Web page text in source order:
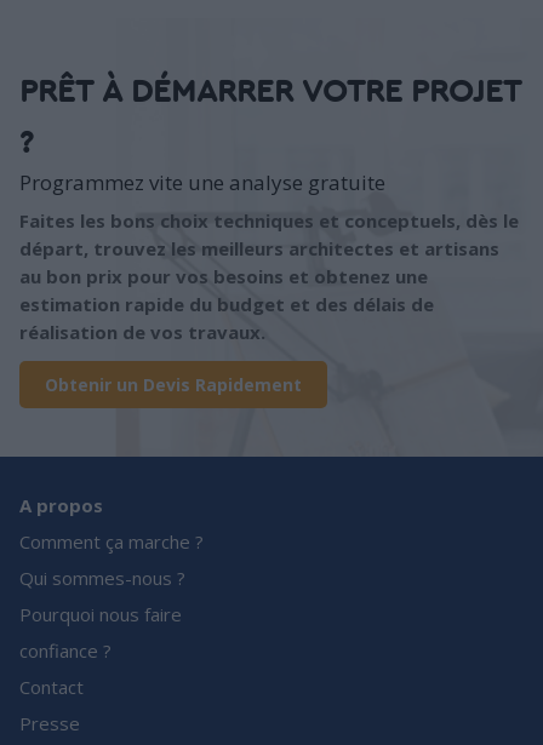
PRÊT À DÉMARRER VOTRE PROJET
?
Programmez vite une analyse gratuite
Faites les bons choix techniques et conceptuels, dès le
départ, trouvez les meilleurs architectes et artisans
au bon prix pour vos besoins et obtenez une
estimation rapide du budget et des délais de
réalisation de vos travaux.
Obtenir un Devis Rapidement
A propos
Comment ça marche ?
Qui sommes-nous ?
Pourquoi nous faire
confiance ?
Contact
Presse